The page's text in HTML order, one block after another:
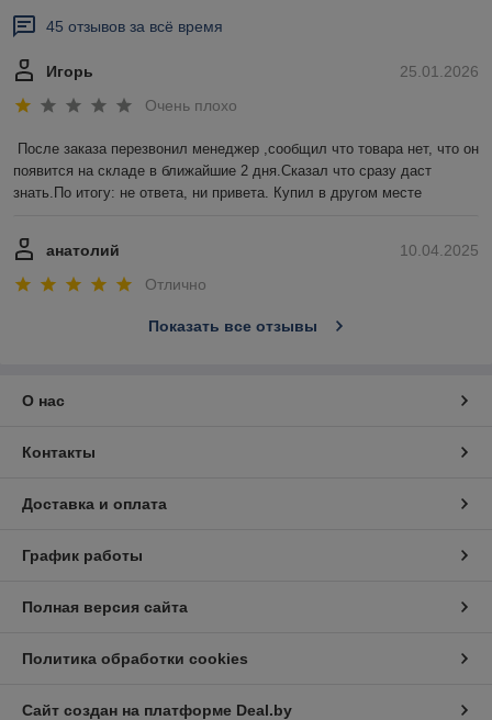
45 отзывов за всё время
25.01.2026
Игорь
Очень плохо
После заказа перезвонил менеджер ,сообщил что товара нет, что он
появится на складе в ближайшие 2 дня.Сказал что сразу даст
знать.По итогу: не ответа, ни привета. Купил в другом месте
10.04.2025
анатолий
Отлично
Показать все отзывы
О нас
Контакты
Доставка и оплата
График работы
Полная версия сайта
Политика обработки cookies
Сайт создан на платформе Deal.by